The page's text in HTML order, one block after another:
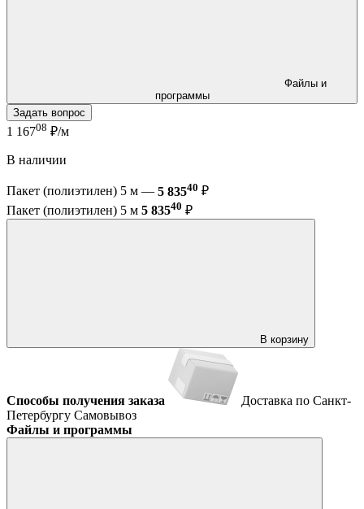
программы
Задать вопрос
1 16708 ₽/м
В наличии
Пакет (полиэтилен) 5 м — 5 83540 ₽
Пакет (полиэтилен) 5 м 5 83540 ₽
В корзину
Способы получения заказа
Доставка по Санкт-
Петербургу Самовывоз
Файлы и программы